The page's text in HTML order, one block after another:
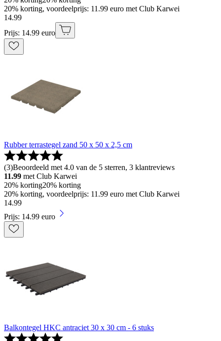
20% korting, voordeelprijs: 11.99 euro met Club Karwei
14.99
Prijs: 14.99 euro
Rubber terrastegel zand 50 x 50 x 2,5 cm
(3)Beoordeeld met 4.0 van de 5 sterren, 3 klantreviews
11.99 met Club Karwei
20% korting20% korting
20% korting, voordeelprijs: 11.99 euro met Club Karwei
14.99
Prijs: 14.99 euro
Balkontegel HKC antraciet 30 x 30 cm - 6 stuks